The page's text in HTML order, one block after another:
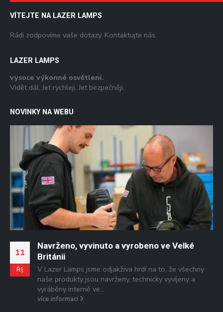
VÍTEJTE NA LAZER LAMPS
Rádi zodpovíme vaše dotazy. Kontaktujte nás.
LAZER LAMPS
vysoce výkonné osvětlení.
Vidět dál. Jet rychleji. Jet bezpečněji.
NOVINKY NA WEBU
11
Říj
Navrženo, vyvinuto a vyrobeno ve Velké
Británii
V Lazer Lamps jsme odjakživa hrdí na to, že všechny
naše produkty jsou navrženy, technicky vyvíjeny a
vyráběny interně ve...
více informací